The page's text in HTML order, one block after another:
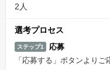
2人
選考プロセス
ステップ1
応募
「応募する」ボタンよりご